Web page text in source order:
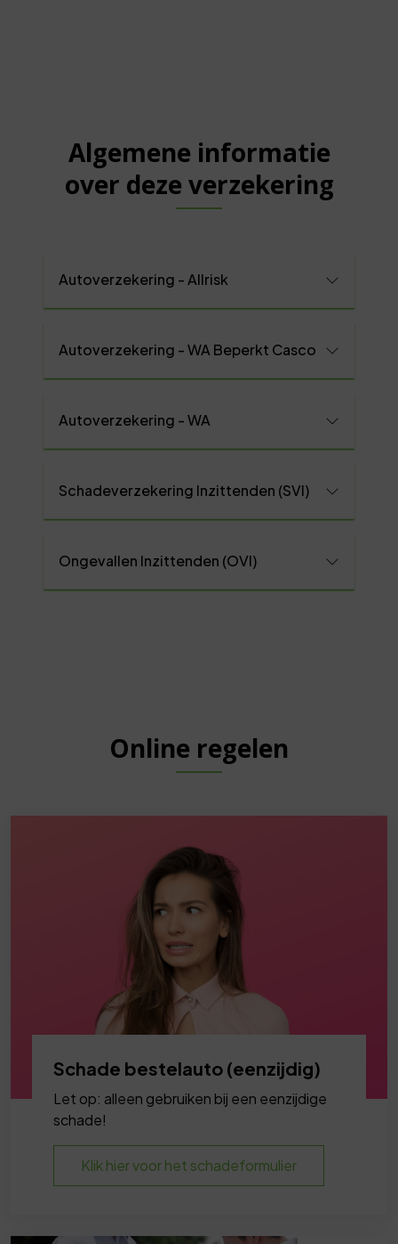
Algemene informatie
over deze verzekering
Autoverzekering - Allrisk
Autoverzekering - WA Beperkt Casco
Autoverzekering - WA
Schadeverzekering Inzittenden (SVI)
Ongevallen Inzittenden (OVI)
Online regelen
Schade bestelauto (eenzijdig)
Let op: alleen gebruiken bij een eenzijdige
schade!
Klik hier voor het schadeformulier